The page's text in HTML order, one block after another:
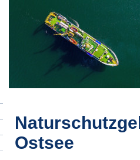
Ostsee